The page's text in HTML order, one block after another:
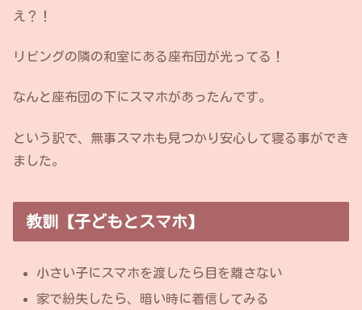
え？！
リビングの隣の和室にある座布団が光ってる！
なんと座布団の下にスマホがあったんです。
という訳で、無事スマホも見つかり安心して寝る事ができ
ました。
教訓【子どもとスマホ】
小さい子にスマホを渡したら目を離さない
家で紛失したら、暗い時に着信してみる